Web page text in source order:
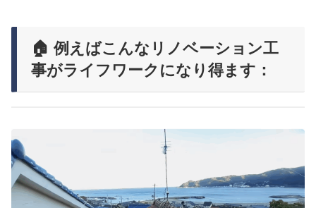
🏠 例えばこんなリノベーション工
事がライフワークになり得ます：